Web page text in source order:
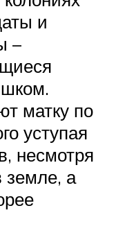
и
–
матку по
уступая
несмотря
земле, а